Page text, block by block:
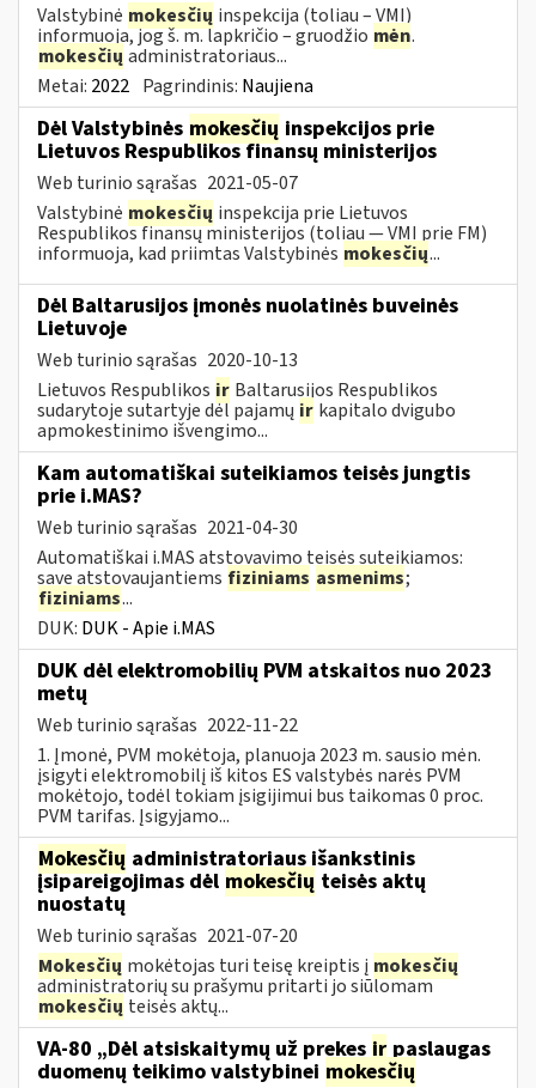
Valstybinė mokesčių inspekcija (toliau – VMI)
informuoja, jog š. m. lapkričio – gruodžio mėn.
mokesčių administratoriaus...
Metai: 2022 Pagrindinis: Naujiena
Dėl Valstybinės mokesčių inspekcijos prie
Lietuvos Respublikos finansų ministerijos
Web turinio sąrašas 2021-05-07
Valstybinė mokesčių inspekcija prie Lietuvos
Respublikos finansų ministerijos (toliau — VMI prie FM)
informuoja, kad priimtas Valstybinės mokesčių...
Dėl Baltarusijos įmonės nuolatinės buveinės
Lietuvoje
Web turinio sąrašas 2020-10-13
Lietuvos Respublikos ir Baltarusijos Respublikos
sudarytoje sutartyje dėl pajamų ir kapitalo dvigubo
apmokestinimo išvengimo...
Kam automatiškai suteikiamos teisės jungtis
prie i.MAS?
Web turinio sąrašas 2021-04-30
Automatiškai i.MAS atstovavimo teisės suteikiamos:
save atstovaujantiems fiziniams asmenims;
fiziniams...
DUK: DUK - Apie i.MAS
DUK dėl elektromobilių PVM atskaitos nuo 2023
metų
Web turinio sąrašas 2022-11-22
1. Įmonė, PVM mokėtoja, planuoja 2023 m. sausio mėn.
įsigyti elektromobilį iš kitos ES valstybės narės PVM
mokėtojo, todėl tokiam įsigijimui bus taikomas 0 proc.
PVM tarifas. Įsigyjamo...
Mokesčių administratoriaus išankstinis
įsipareigojimas dėl mokesčių teisės aktų
nuostatų
Web turinio sąrašas 2021-07-20
Mokesčių mokėtojas turi teisę kreiptis į mokesčių
administratorių su prašymu pritarti jo siūlomam
mokesčių teisės aktų...
VA-80 „Dėl atsiskaitymų už prekes ir paslaugas
duomenų teikimo valstybinei mokesčių